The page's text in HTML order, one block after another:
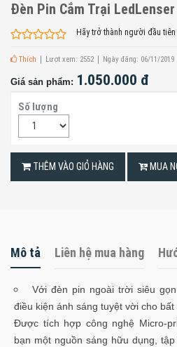
Đèn Pin Cắm Trại
Hãy trở thành người đầu
Thích Lượt xem: 2552 Ngày đăng: 06/11/2019
Giá sản phẩm: 1.050.000 đ
Số lượng
THÊM VÀO GIỎ HÀNG MUA
Mô tả Liên hệ mua hàng
Với đèn pin ngoài trời siêu
điều kiện ánh sáng tuyệt vời cho
Được tích hợp công nghệ Micro-
bạn một nguồn sáng hữu dụng,